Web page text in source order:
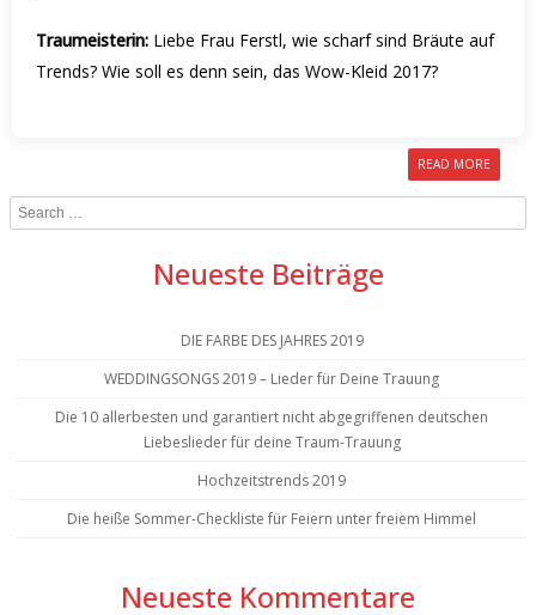
Traumeisterin: Liebe Frau Ferstl, wie scharf sind Bräute auf
Trends? Wie soll es denn sein, das Wow-Kleid 2017?
READ MORE
Search
Neueste Beiträge
DIE FARBE DES JAHRES 2019
WEDDINGSONGS 2019 – Lieder für Deine Trauung
Die 10 allerbesten und garantiert nicht abgegriffenen deutschen
Liebeslieder für deine Traum-Trauung
Hochzeitstrends 2019
Die heiße Sommer-Checkliste für Feiern unter freiem Himmel
Neueste Kommentare